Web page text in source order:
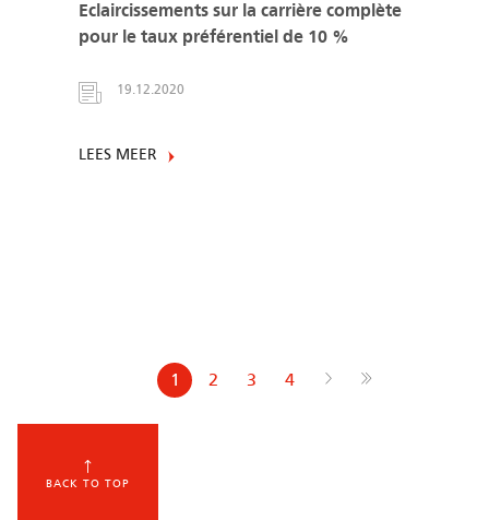
Eclaircissements sur la carrière complète
pour le taux préférentiel de 10 %
19.12.2020
LEES MEER
Huidige
pagina
1 Pagina
2 Pagina
3 Pagina
4 Volgende pagina
BACK TO TOP